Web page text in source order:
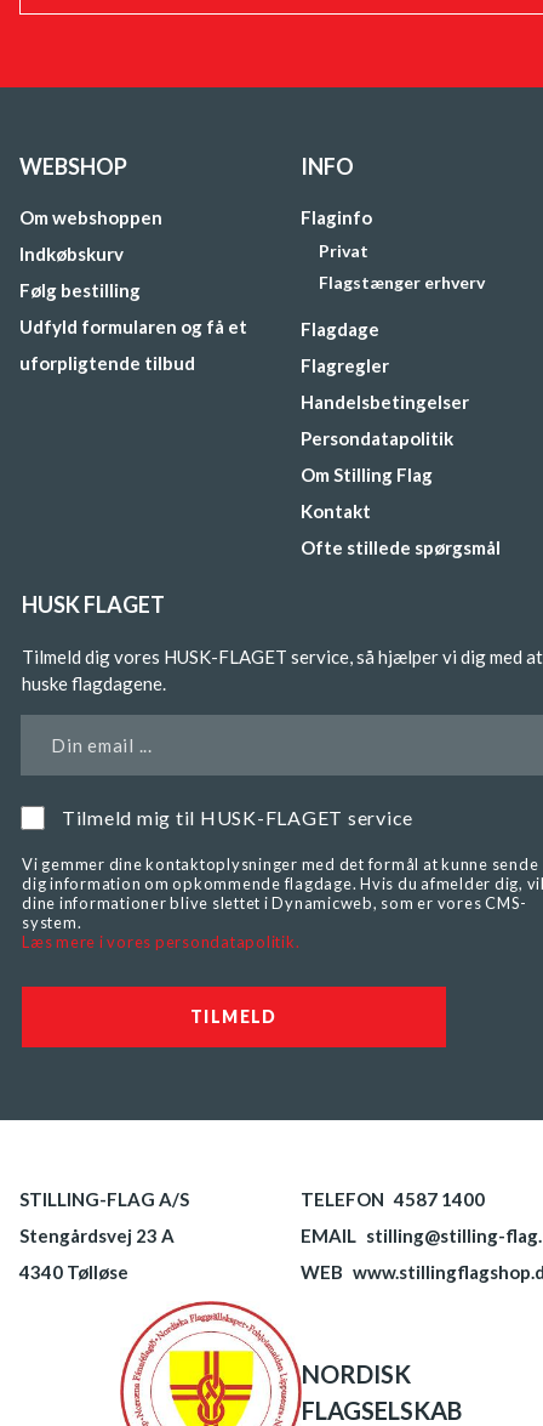
WEBSHOP
Om webshoppen
Indkøbskurv
Følg bestilling
Udfyld formularen og få et
uforpligtende tilbud
INFO
Flaginfo
Privat
Flagstænger erhverv
Flagdage
Flagregler
Handelsbetingelser
Persondatapolitik
Om Stilling Flag
Kontakt
Ofte stillede spørgsmål
HUSK FLAGET
Tilmeld dig vores HUSK-FLAGET service, så hjælper vi dig med at
huske flagdagene.
Din email ...
Tilmeld mig til HUSK-FLAGET service
Vi gemmer dine kontaktoplysninger med det formål at kunne sende
dig information om opkommende flagdage. Hvis du afmelder dig,
dine informationer blive slettet i Dynamicweb, som er vores CMS-
system.
Læs mere i vores persondatapolitik.
STILLING-FLAG A/S
Stengårdsvej 23 A
4340 Tølløse
TELEFON 4587 1400
EMAIL stilling@stilling-
WEB
NORDISK
FLAGSELSKAB